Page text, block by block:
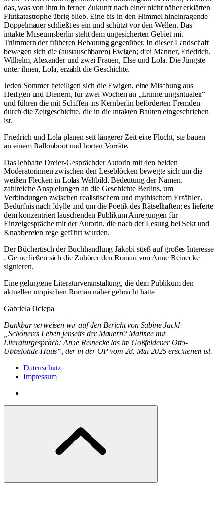
das, was von ihm in ferner Zukunft nach einer nicht näher erklärten
Flutkatastrophe übrig blieb. Eine bis in den Himmel hineinragende
Doppelmauer schließt es ein und schützt vor den Wellen. Das
intakte Museumsberlin steht dem ungesicherten Gebiet mit
Trümmern der früheren Bebauung gegenüber. In dieser Landschaft
bewegen sich die (austauschbaren) Ewigen; drei Männer, Friedrich,
Wilhelm, Alexander und zwei Frauen, Else und Lola. Die Jüngste
unter ihnen, Lola, erzählt die Geschichte.
Jeden Sommer beteiligen sich die Ewigen, eine Mischung aus
Heiligen und Dienern, für zwei Wochen an „Erinnerungsritualen“
und führen die mit Schiffen ins Kernberlin beförderten Fremden
durch die Zeitgeschichte, die in die intakten Bauten eingeschrieben
ist.
Friedrich und Lola planen seit längerer Zeit eine Flucht, sie bauen
an einem Ballonboot und horten Vorräte.
Das lebhafte Dreier-Gesprächder Autorin mit den beiden
Moderatorinnen zwischen den Leseblöcken bewegte sich um die
weißen Flecken in Lolas Weltbild, Bedeutung der Namen,
zahlreiche Anspielungen an die Geschichte Berlins, um
Verbindungen zwischen realistischem und mythischem Erzählen,
Bedürfnis nach Idylle und um die Poetik des Rätselhaften; es lieferte
dem konzentriert lauschenden Publikum Anregungen für
Einzelgespräche mit der Autorin, die nach der Lesung bei Sekt und
Knabbereien rege geführt wurden.
Der Büchertisch der Buchhandlung Jakobi stieß auf großes Interesse
: Gerne ließen sich die Zuhörer den Roman von Anne Reinecke
signieren.
Eine gelungene Literaturveranstaltung, die dem Publikum den
aktuellen utopischen Roman näher gebracht hatte.
Gabriela Ociepa
Dankbar verweisen wir auf den Bericht von Sabine Jackl
„Schöneres Leben jenseits der Mauern? Matinee mit
Literaturgespräch: Anne Reinecke las im Goßfeldener Otto-
Ubbelohde-Haus“, der in der OP vom 28. Mai 2025 erschienen ist.
Datenschutz
Impressum